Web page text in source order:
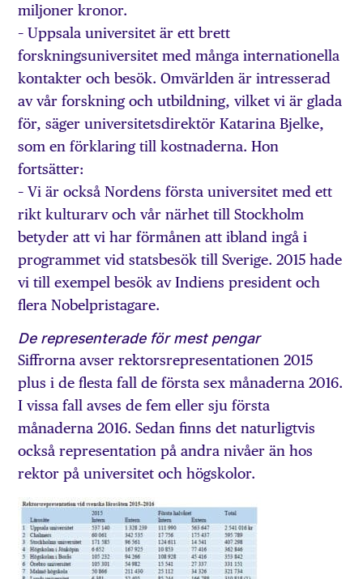
miljoner kronor.
– Uppsala universitet är ett brett
forskningsuniversitet med många internationella
kontakter och besök. Omvärlden är intresserad
av vår forskning och utbildning, vilket vi är glada
för, säger universitetsdirektör Katarina Bjelke,
som en förklaring till kostnaderna. Hon
fortsätter:
– Vi är också Nordens första universitet med ett
rikt kulturarv och vår närhet till Stockholm
betyder att vi har förmånen att ibland ingå i
programmet vid statsbesök till Sverige. 2015 hade
vi till exempel besök av Indiens president och
flera Nobelpristagare.
De representerade för mest pengar
Siffrorna avser rektorsrepresentationen 2015
plus i de flesta fall de första sex månaderna 2016.
I vissa fall avses de fem eller sju första
månaderna 2016. Sedan finns det naturligtvis
också representation på andra nivåer än hos
rektor på universitet och högskolor.